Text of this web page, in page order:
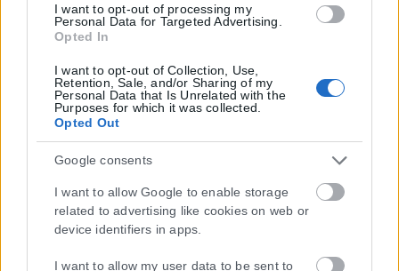
I want to opt-out of processing my
Personal Data for Targeted Advertising.
Opted In
I want to opt-out of Collection, Use,
Retention, Sale, and/or Sharing of my
Personal Data that Is Unrelated with the
Purposes for which it was collected.
Opted Out
Google consents
I want to allow Google to enable storage
related to advertising like cookies on web or
device identifiers in apps.
I want to allow my user data to be sent to